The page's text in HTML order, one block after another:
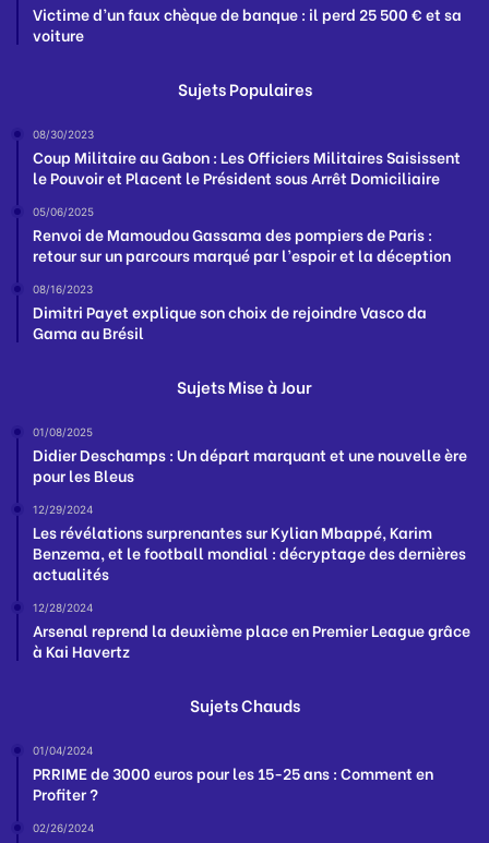
Victime d’un faux chèque de banque : il perd 25 500 € et sa
voiture
Sujets Populaires
08/30/2023
Coup Militaire au Gabon : Les Officiers Militaires Saisissent
le Pouvoir et Placent le Président sous Arrêt Domiciliaire
05/06/2025
Renvoi de Mamoudou Gassama des pompiers de Paris :
retour sur un parcours marqué par l’espoir et la déception
08/16/2023
Dimitri Payet explique son choix de rejoindre Vasco da
Gama au Brésil
Sujets Mise à Jour
01/08/2025
Didier Deschamps : Un départ marquant et une nouvelle ère
pour les Bleus
12/29/2024
Les révélations surprenantes sur Kylian Mbappé, Karim
Benzema, et le football mondial : décryptage des dernières
actualités
12/28/2024
Arsenal reprend la deuxième place en Premier League grâce
à Kai Havertz
Sujets Chauds
01/04/2024
PRRIME de 3000 euros pour les 15-25 ans : Comment en
Profiter ?
02/26/2024